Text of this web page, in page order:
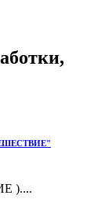
)....